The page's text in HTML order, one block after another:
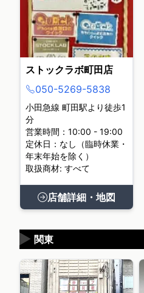
ストックラボ町田店
050-5269-5838
小田急線 町田駅より徒歩1
分
営業時間：10:00 - 19:00
定休日：なし（臨時休業・
年末年始を除く）
取扱商材: すべて
店舗詳細・地図
関東
▶